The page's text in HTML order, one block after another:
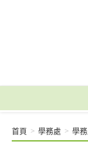
首頁 > 學務處 > 學